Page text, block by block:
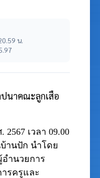
น.
นาคณะลูกเสือ
2567 เวลา 09.00
านปัก นำโดย
ำนวยการ
รครูและ